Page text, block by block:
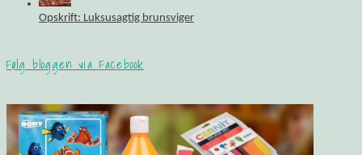
Opskrift: Luksusagtig brunsviger
Følg bloggen via Facebook